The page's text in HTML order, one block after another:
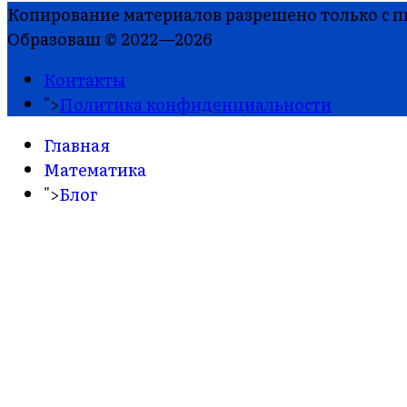
Копирование материалов разрешено только с
Образоваш © 2022—2026
Контакты
">Политика конфиденциальности
Главная
Математика
">Блог